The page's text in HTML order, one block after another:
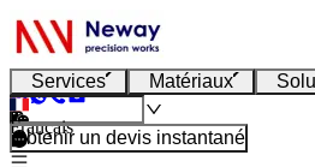
Services Matériaux
Français
Obtenir un devis instantané